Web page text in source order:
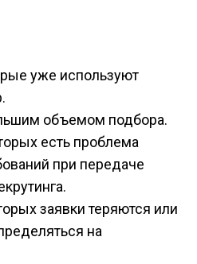
уже используют
объемом подбора.
есть проблема
при передаче
заявки теряются или
на